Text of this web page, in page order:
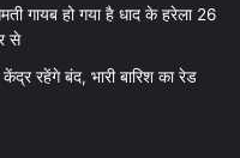
गायब हो गया है धाद के हरेला 26
से
रहेंगे बंद, भारी बारिश का रेड